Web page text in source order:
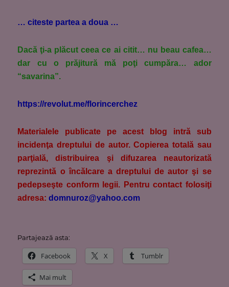
… citeste partea a doua …
Dacă ţi-a plăcut ceea ce ai citit… nu beau cafea…
dar cu o prăjitură mă poţi cumpăra… ador
“savarina”.
https://revolut.me/florincerchez
Materialele publicate pe acest blog intră sub
incidenţa dreptului de autor. Copierea totală sau
parţială, distribuirea şi difuzarea neautorizată
reprezintă o încălcare a dreptului de autor şi se
pedepseşte conform legii. Pentru contact folosiţi
adresa: domnuroz@yahoo.com
Partajează asta:
Facebook X Tumblr
Mai mult